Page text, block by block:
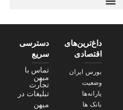
داغ‌ترین‌های
اقتصادی
بورس ایران
وضعیت
یارانه‌ها
بانک ها
دسترسی
سریع
تماس با
میهن
تجارت
تبلیغات در
میهن